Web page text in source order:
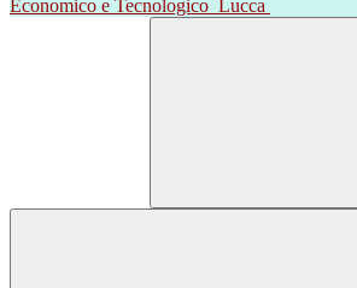
Economico e Tecnologico Lucca